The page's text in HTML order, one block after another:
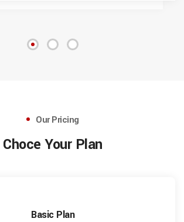
Our Pricing
Choce Your Plan
Basic Plan